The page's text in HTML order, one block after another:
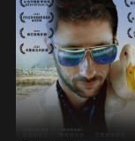
來什麼樣的結局